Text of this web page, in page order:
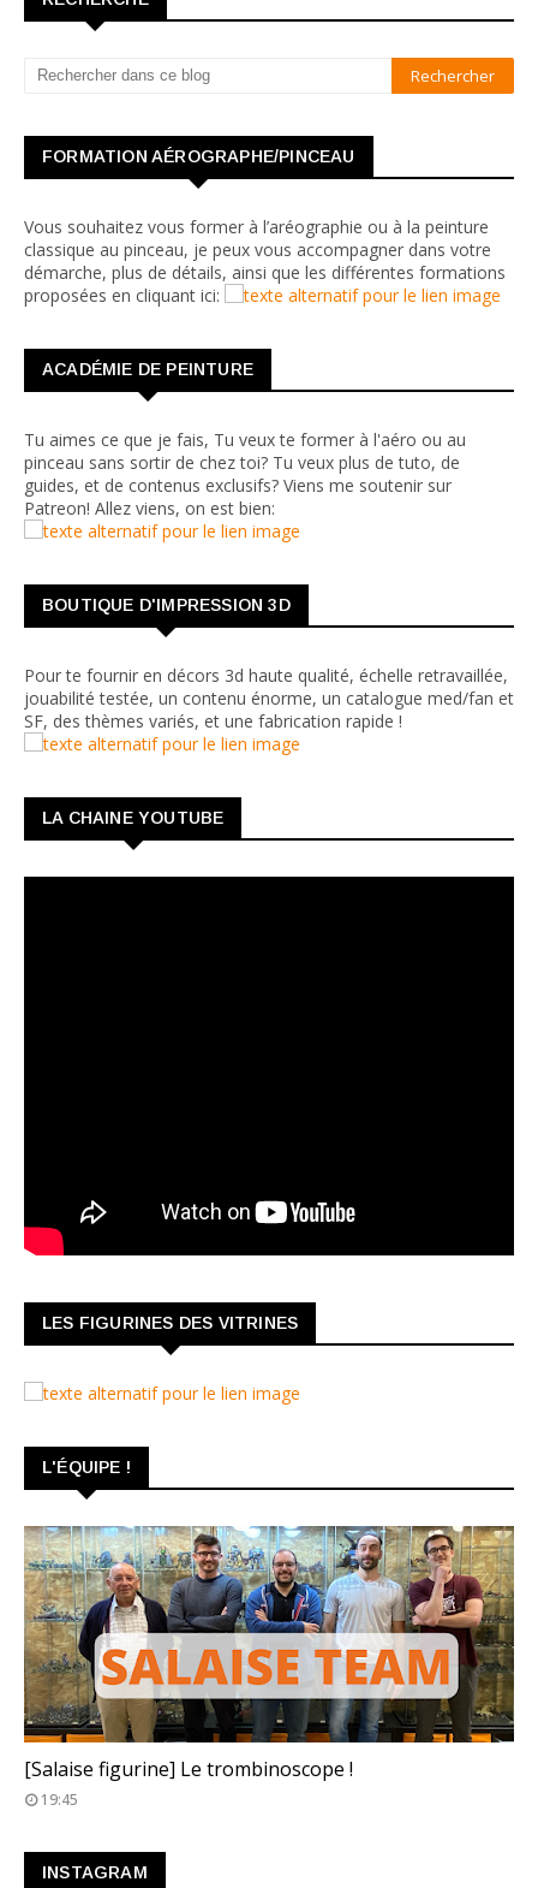
FORMATION AÉROGRAPHE/PINCEAU
Vous souhaitez vous former à l’aréographie ou à la peinture
classique au pinceau, je peux vous accompagner dans votre
démarche, plus de détails, ainsi que les différentes formations
proposées en cliquant ici:
ACADÉMIE DE PEINTURE
Tu aimes ce que je fais, Tu veux te former à l'aéro ou au
pinceau sans sortir de chez toi? Tu veux plus de tuto, de
guides, et de contenus exclusifs? Viens me soutenir sur
Patreon! Allez viens, on est bien:
BOUTIQUE D'IMPRESSION 3D
Pour te fournir en décors 3d haute qualité, échelle retravaillée,
jouabilité testée, un contenu énorme, un catalogue med/fan et
SF, des thèmes variés, et une fabrication rapide !
LA CHAINE YOUTUBE
LES FIGURINES DES VITRINES
L'ÉQUIPE !
[Salaise figurine] Le trombinoscope !
19:45
INSTAGRAM